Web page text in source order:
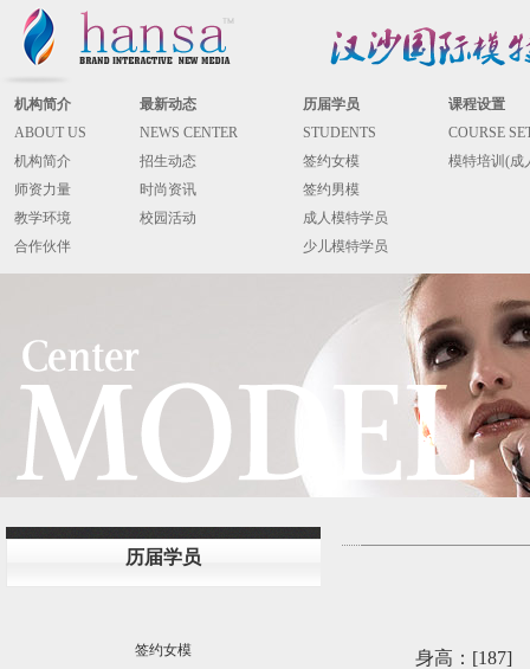
机构简介 最新动态 历届学员
课程设置
ABOUT US
NEWS CENTER STUDENTS
COURSE
机构简介
招生动态 签约女模
模特培训(成
师资力量
时尚资讯
签约男模
教学环境
校园活动
成人模特学员
合作伙伴
少儿模特学员
历届学员
签约女模 身高：[187]